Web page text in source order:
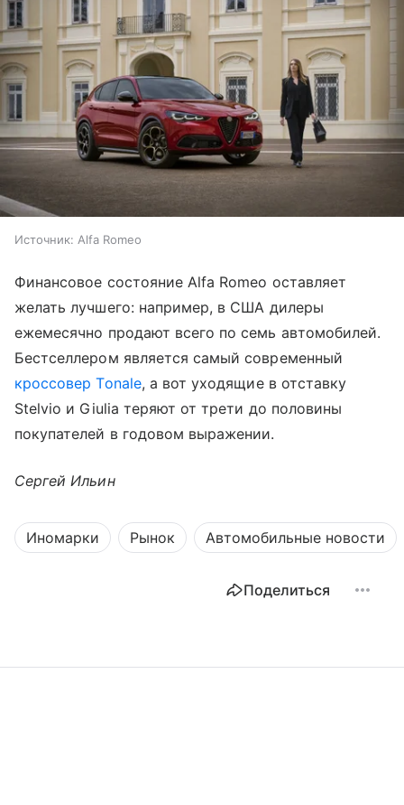
Источник: Alfa Romeo
Финансовое состояние Alfa Romeo оставляет
желать лучшего: например, в США дилеры
ежемесячно продают всего по семь автомобилей.
Бестселлером является самый современный
кроссовер Tonale, а вот уходящие в отставку
Stelvio и Giulia теряют от трети до половины
покупателей в годовом выражении.
Сергей Ильин
Иномарки Рынок Автомобильные новости
Поделиться